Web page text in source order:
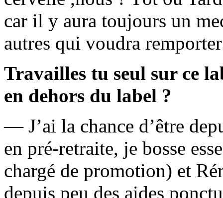
car il y aura toujours un
autres qui voudra
Travailles tu seul sur ce
en dehors du label ?
— J’ai la chance d’être
en pré-retraite, je bosse
chargé de promotion) et
depuis peu des aides